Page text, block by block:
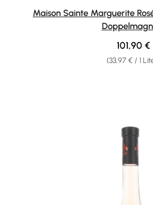
Durchschnittliche Bewertung von
Maison Sainte Marguerite
(33,97 € / 1
101,90 €